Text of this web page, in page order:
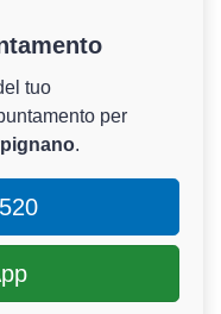
tuo
per
.